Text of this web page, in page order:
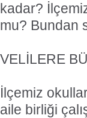
kadar?
mu? Bundan
VELİLERE
İlçemiz
aile birliği